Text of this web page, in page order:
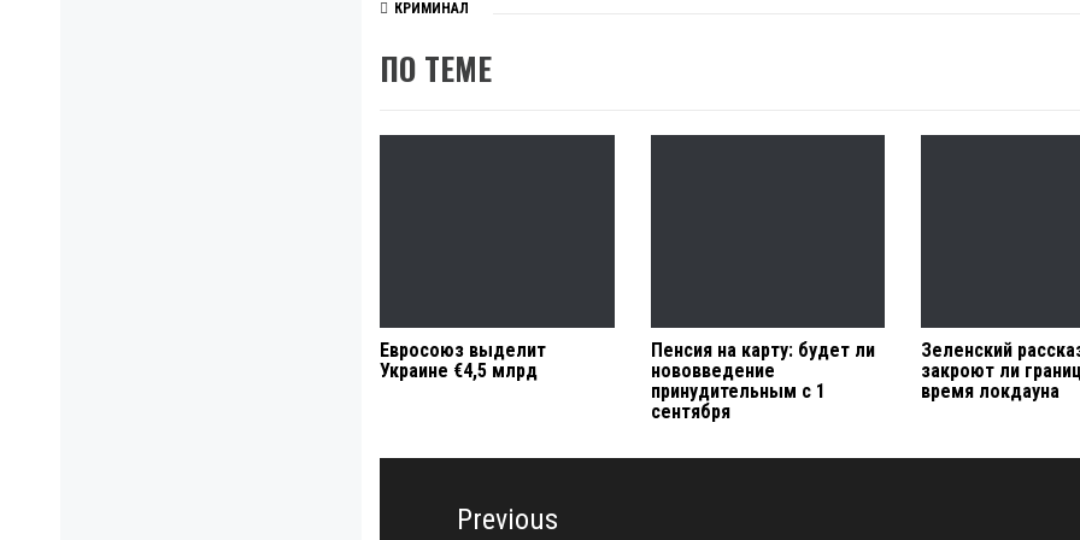
КРИМИНАЛ
ПО ТЕМЕ
Евросоюз выделит
Украине €4,5 млрд
Пенсия на карту: будет ли
нововведение
принудительным с 1
сентября
Зеленский
закроют ли
время локдауна
Навигация
Previous